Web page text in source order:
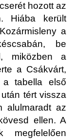
hozott az
Hiába került
a
be
miközben a
a Csákvárt,
tabella első
tért vissza
alulmaradt az
ellen. A
megfelelően